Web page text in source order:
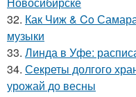
32. Как Чиж & Co
музыки
33. Линда в Уфе:
34. Секреты долгого
урожай до весны